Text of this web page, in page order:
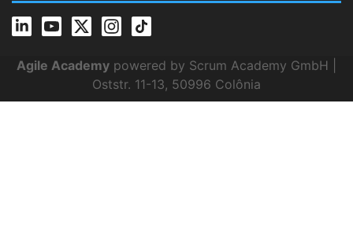
Agile Academy powered by Scrum Academy GmbH |
Oststr. 11-13, 50996 Colônia